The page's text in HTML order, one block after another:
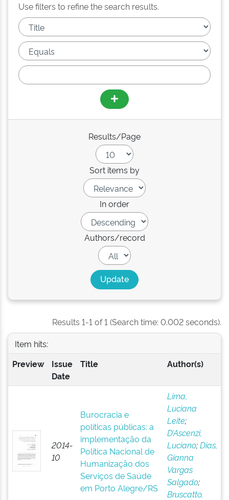
Use filters to refine the search results.
Results/Page
Sort items by
In order
Authors/record
Results 1-1 of 1 (Search time: 0.002 seconds).
Item hits:
Preview
Issue
Date
Title Author(s)
2014-
10
Burocracia e
políticas públicas: a
implementação da
Política Nacional de
Humanização dos
Serviços de Saúde
em Porto Alegre/RS
Lima,
Luciana
Leite;
D’Ascenzi,
Luciano;Dias,
Gianna
Vargas
Salgado;
Bruscatto,